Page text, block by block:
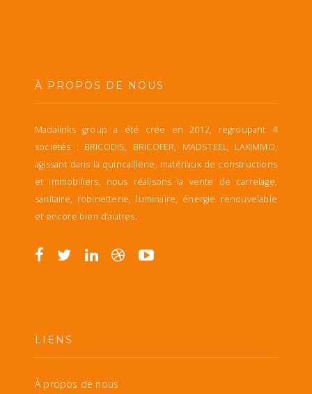
À PROPOS DE NOUS
Madalinks group a été crée en 2012, regroupant 4
sociétés : BRICODIS, BRICOFER, MADSTEEL, LAKIMMO,
agissant dans la quincaillerie, matériaux de constructions
et immobiliers, nous réalisons la vente de carrelage,
sanitaire, robinetterie, luminaire, énergie renouvelable
et encore bien d’autres.
LIENS
À propos de nous